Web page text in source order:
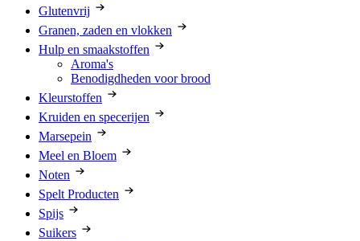
Glutenvrij
Granen, zaden en vlokken
Hulp en smaakstoffen
Aroma's
Benodigdheden voor brood
Kleurstoffen
Kruiden en specerijen
Marsepein
Meel en Bloem
Noten
Spelt Producten
Spijs
Suikers